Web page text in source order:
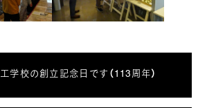
学校の創立記念日です（113周年）